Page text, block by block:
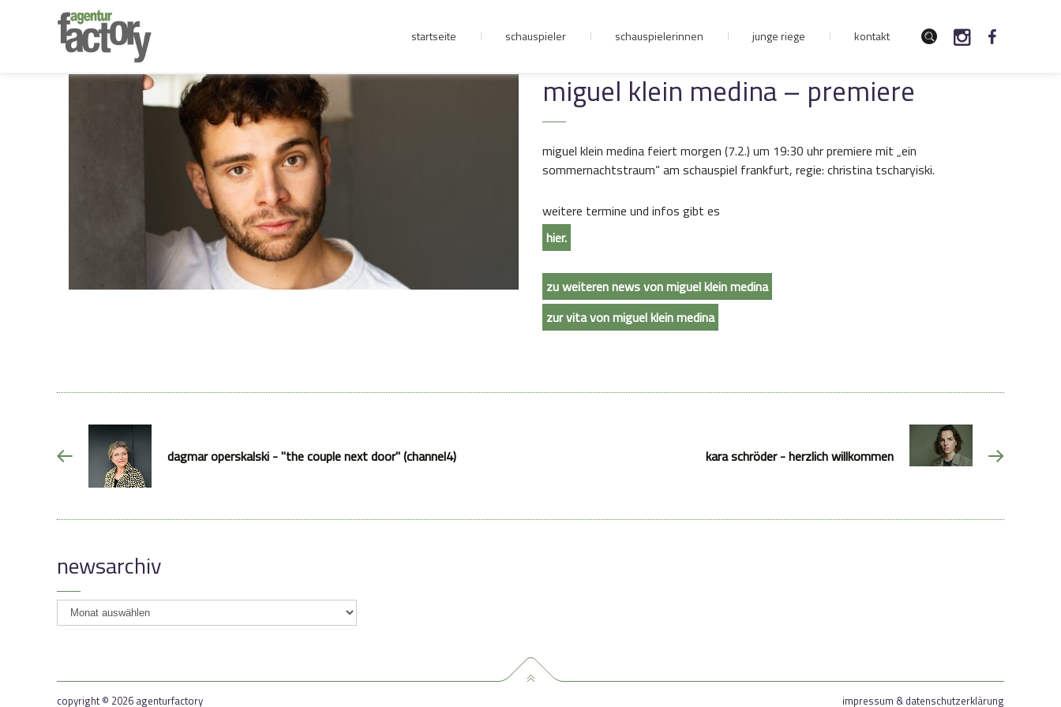
junge riege
kontakt
startseite schauspieler schauspielerinnen junge riege kontakt
miguel klein medina – premiere
miguel klein medina feiert morgen (7.2.) um 19:30 uhr premiere mit „ein
sommernachtstraum“ am schauspiel frankfurt, regie: christina tscharyiski.
weitere termine und infos gibt es
hier.
zu weiteren news von miguel klein medina
zur vita von miguel klein medina
dagmar operskalski - "the couple next door" (channel4) kara schröder - herzlich willkommen
newsarchiv
newsarchiv
copyright © 2026 agenturfactory impressum & datenschutzerklärung